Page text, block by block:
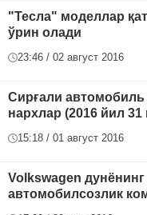
"Тесла" моделлар
ўрин олади
23:46 / 02 август 2016
Сирғали автомобиль
нархлар (2016 йил
15:18 / 01 август 2016
Volkswagen дунёнинг
автомобилсозлик